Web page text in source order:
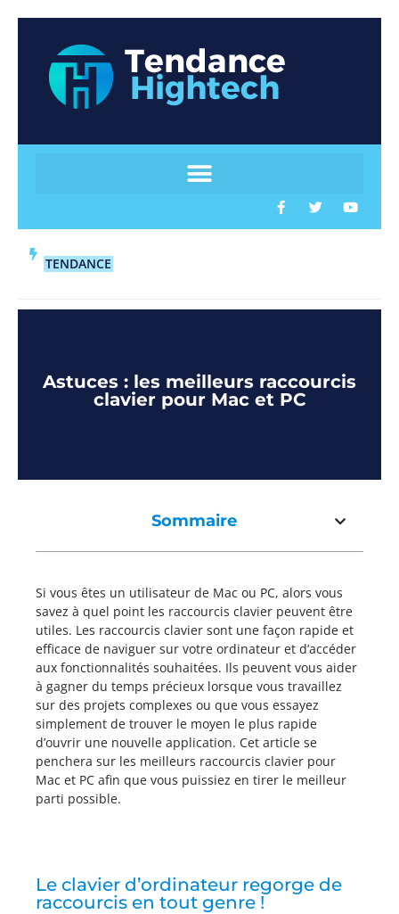
TENDANCE
Astuces : les meilleurs raccourcis
clavier pour Mac et PC
Sommaire
Si vous êtes un utilisateur de Mac ou PC, alors vous
savez à quel point les raccourcis clavier peuvent être
utiles. Les raccourcis clavier sont une façon rapide et
efficace de naviguer sur votre ordinateur et d’accéder
aux fonctionnalités souhaitées. Ils peuvent vous aider
à gagner du temps précieux lorsque vous travaillez
sur des projets complexes ou que vous essayez
simplement de trouver le moyen le plus rapide
d’ouvrir une nouvelle application. Cet article se
penchera sur les meilleurs raccourcis clavier pour
Mac et PC afin que vous puissiez en tirer le meilleur
parti possible.
Le clavier d’ordinateur regorge de
raccourcis en tout genre !